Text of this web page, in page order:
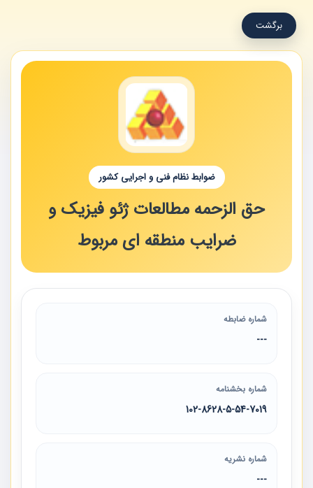
برگشت
ضوابط نظام فنی و اجرایی کشور
حق الزحمه مطالعات ژئو فیزیک و
ضرایب منطقه ای مربوط
شماره ضابطه
---
شماره بخشنامه
102-8628-5-54-7019
شماره نشریه
---